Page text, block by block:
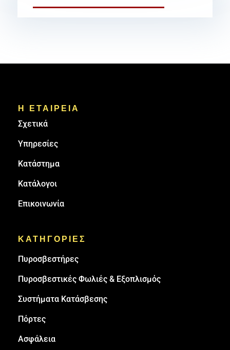
Η ΕΤΑΙΡΕΙΑ
Σχετικά
Υπηρεσίες
Κατάστημα
Κατάλογοι
Επικοινωνία
ΚΑΤΗΓΟΡΙΕΣ
Πυρoσβεστήρες
Πυροσβεστικές Φωλιές & Εξοπλισμός
Συστήματα Κατάσβεσης
Πόρτες
Ασφάλεια